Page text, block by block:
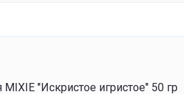
"Искристое игристое" 50 гр